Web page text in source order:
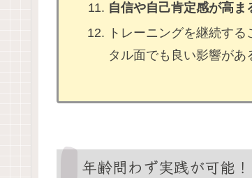
自信や自己肯定感が高ま
トレーニングを継続す
タル面でも良い影響があ
年齢問わず実践が可能！